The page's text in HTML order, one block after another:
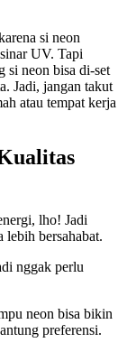
si neon
UV. Tapi
si neon bisa di-set
Jadi, jangan takut
atau tempat kerja
lho! Jadi
lebih bersahabat.
nggak perlu
neon bisa bikin
preferensi.